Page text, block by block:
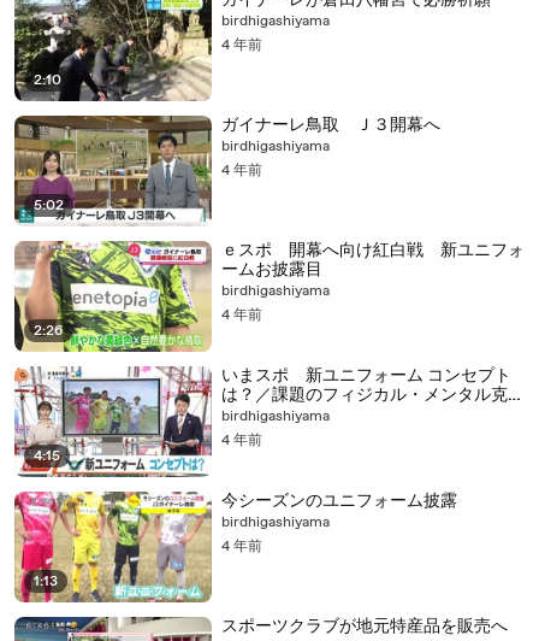
2:10
birdhigashiyama
4 年前
5:02
ガイナーレ鳥取 Ｊ３開幕へ
birdhigashiyama
4 年前
2:26
ｅスポ 開幕へ向け紅白戦 新ユニフォ
ームお披露目
birdhigashiyama
4 年前
4:15
いまスポ 新ユニフォーム コンセプト
は？／課題のフィジカル・メンタル克服
へ
birdhigashiyama
4 年前
1:13
今シーズンのユニフォーム披露
birdhigashiyama
4 年前
スポーツクラブが地元特産品を販売へ